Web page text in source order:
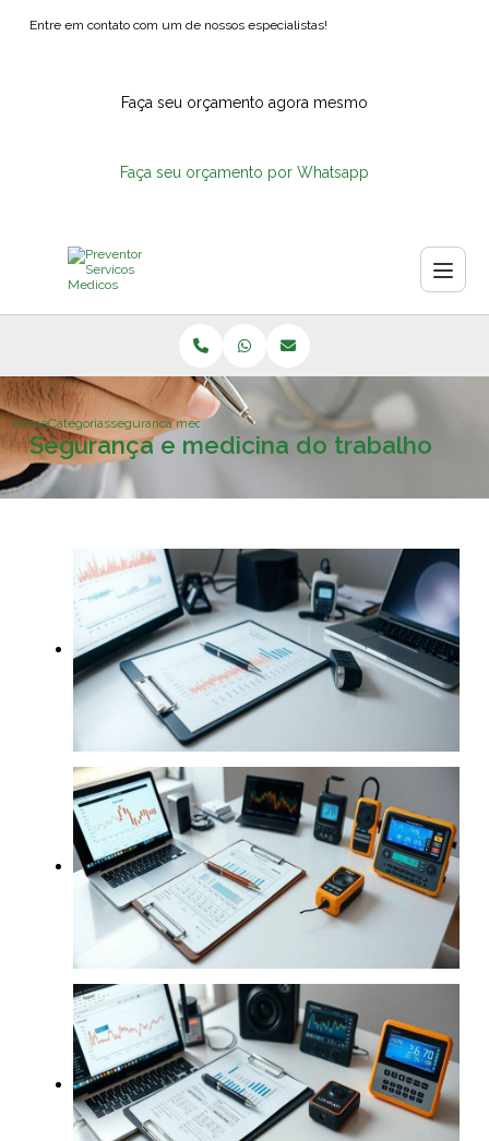
Entre em contato com um de nossos especialistas!
Faça seu orçamento agora mesmo
Faça seu orçamento por Whatsapp
HomeCategoriasseguranca medicina do trabalho
Segurança e medicina do trabalho